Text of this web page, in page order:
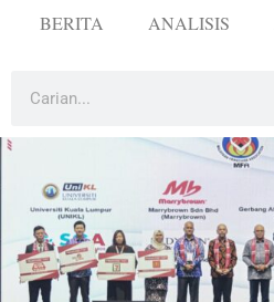
BERITA ANALISIS